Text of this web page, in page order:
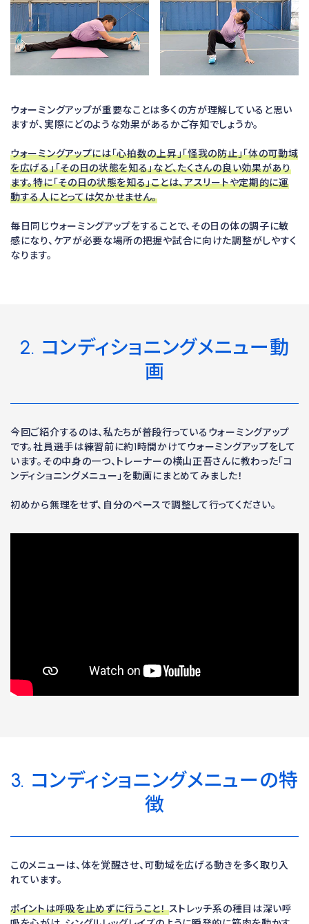
ウォーミングアップが重要なことは多くの方が理解していると思い
ますが、実際にどのような効果があるかご存知でしょうか。
ウォーミングアップには「心拍数の上昇」「怪我の防止」「体の可動域
を広げる」「その日の状態を知る」など、たくさんの良い効果があり
ます。特に「その日の状態を知る」ことは、アスリートや定期的に運
動する人にとっては欠かせません。
毎日同じウォーミングアップをすることで、その日の体の調子に敏
感になり、ケアが必要な場所の把握や試合に向けた調整がしやすく
なります。
2. コンディショニングメニュー動
画
今回ご紹介するのは、私たちが普段行っているウォーミングアップ
です。社員選手は練習前に約1時間かけてウォーミングアップをして
います。その中身の一つ、トレーナーの横山正吾さんに教わった「コ
ンディショニングメニュー」を動画にまとめてみました！
初めから無理をせず、自分のペースで調整して行ってください。
3. コンディショニングメニューの特
徴
このメニューは、体を覚醒させ、可動域を広げる動きを多く取り入
れています。
ポイントは呼吸を止めずに行うこと！ストレッチ系の種目は深い呼